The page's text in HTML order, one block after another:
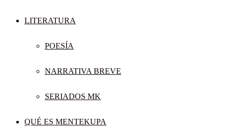
LITERATURA
POESÍA
NARRATIVA BREVE
SERIADOS MK
QUÉ ES MENTEKUPA